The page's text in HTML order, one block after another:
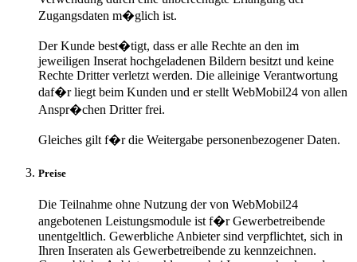
Zugangsdaten m�glich ist.
Der Kunde best�tigt, dass er alle Rechte an den im
jeweiligen Inserat hochgeladenen Bildern besitzt und keine
Rechte Dritter verletzt werden. Die alleinige Verantwortung
daf�r liegt beim Kunden und er stellt WebMobil24 von allen
Anspr�chen Dritter frei.
Gleiches gilt f�r die Weitergabe personenbezogener Daten.
Preise
Die Teilnahme ohne Nutzung der von WebMobil24
angebotenen Leistungsmodule ist f�r Gewerbetreibende
unentgeltlich. Gewerbliche Anbieter sind verpflichtet, sich in
Ihren Inseraten als Gewerbetreibende zu kennzeichnen.